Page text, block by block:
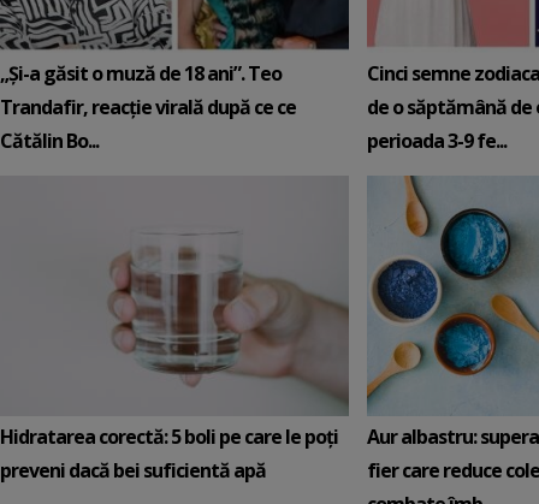
„Și-a găsit o muză de 18 ani”. Teo
Trandafir, reacție virală după ce ce
Cătălin Bo...
Cinci semne
de o săptămână de
perioada 3-9 fe...
Hidratarea corectă: 5 boli pe care le poți
preveni dacă bei suficientă apă
Aur albastru:
fier care reduce